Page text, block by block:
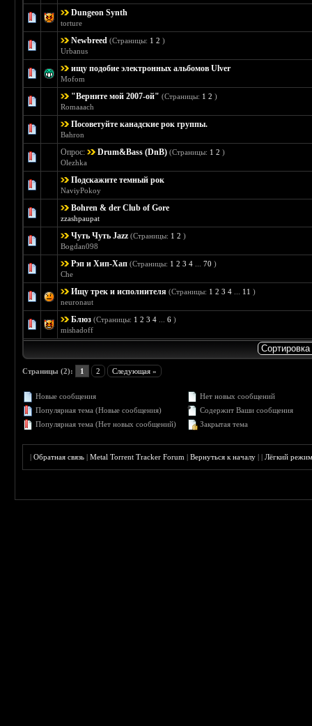
Dungeon Synth
torture
Голосов: 0 - Средняя оценка: 0 из 5
1
Newbreed (Страницы: 1 2 )
Urbanus
Голосов: 0 - Средняя оценка: 0 из 5
1234 5
ищу подобие электронных альбомов Ulver
Mofom
Голосов: 0 - Средняя оценка: 0 из 5
12345
"Верните мой 2007-ой" (Страницы: 1 2 )
Romaaach
Голосов: 0 - Средняя оценка: 0 из 5
12 3 45
Посоветуйте канадские рок группы.
Bahron
Голосов: 0 - Средняя оценка: 0 из 5
12345
Опрос: Drum&Bass (DnB) (Страницы: 1 2 )
Olezhka
Голосов: 2 - Средняя оценка: 1 из 5
12345
Подскажите темный рок
NaviyPokoy
Голосов: 2 - Средняя оценка: 1 из 5
12345
Bohren & der Club of Gore
zzashpaupat
Голосов: 1 - Средняя оценка: 1 из 5
123 45
Чуть Чуть Jazz (Страницы: 1 2 )
Bogdan098
Голосов: 1 - Средняя оценка: 1 из 5
1 2345
Рэп и Хип-Хап (Страницы: 1 2 3 4 ...70 )
Che
Голосов: 11 - Средняя оценка: 2.36 из 5
1 2345
Ищу трек и исполнителя (Страницы: 1 2 3 4 11 )
neuronaut
Голосов: 8 - Средняя оценка: 2.75 из 5
12345
Блюз (Страницы: 1 2 3 4 ...6 )
mishadoff
Голосов: 3 - Средняя оценка: 3 из 5
1234 5
Страницы (2): 1 2 Следующая »
Новые сообщения
Популярная тема (Новые сообщения)
Популярная тема (Нет новых сообщений)
Нет новых сообщений
Содержит Ваши сообщения
Закрытая тема
|Обратная связь |Metal Torrent Tracker Forum |Вернуться к началу ||Лёгкий